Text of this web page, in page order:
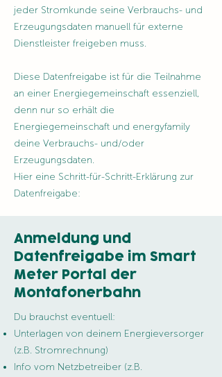
jeder Stromkunde seine Verbrauchs- und
Erzeugungsdaten manuell für externe
Dienstleister freigeben muss.
Diese Datenfreigabe ist für die Teilnahme
an einer Energiegemeinschaft essenziell,
denn nur so erhält die
Energiegemeinschaft und energyfamily
deine Verbrauchs- und/oder
Erzeugungsdaten.
Hier eine Schritt-für-Schritt-Erklärung zur
Datenfreigabe:
Anmeldung und
Datenfreigabe im Smart
Meter Portal der
Montafonerbahn
Du brauchst eventuell:
Unterlagen von deinem Energieversorger
(z.B. Stromrechnung)
Info vom Netzbetreiber (z.B.